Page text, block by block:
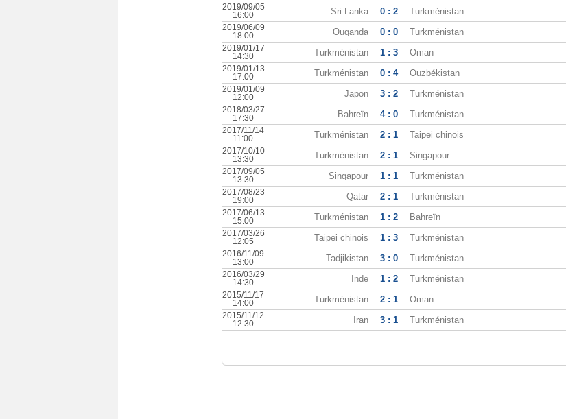
2019/09/05
16:00
Sri Lanka 0 : 2 Turkménistan
2019/06/09
18:00
Ouganda 0 : 0 Turkménistan
2019/01/17
14:30
Turkménistan 1 : 3 Oman
2019/01/13
17:00
Turkménistan 0 : 4 Ouzbékistan
2019/01/09
12:00
Japon 3 : 2 Turkménistan
2018/03/27
17:30
Bahreïn 4 : 0 Turkménistan
2017/11/14
11:00
Turkménistan 2 : 1 Taipei chinois
2017/10/10
13:30
Turkménistan 2 : 1 Singapour
2017/09/05
13:30
Singapour 1 : 1 Turkménistan
2017/08/23
19:00
Qatar 2 : 1 Turkménistan
2017/06/13
15:00
Turkménistan 1 : 2 Bahreïn
2017/03/26
12:05
Taipei chinois 1 : 3 Turkménistan
2016/11/09
13:00
Tadjikistan 3 : 0 Turkménistan
2016/03/29
14:30
Inde 1 : 2 Turkménistan
2015/11/17
14:00
Turkménistan 2 : 1 Oman
2015/11/12
12:30
Iran 3 : 1 Turkménistan